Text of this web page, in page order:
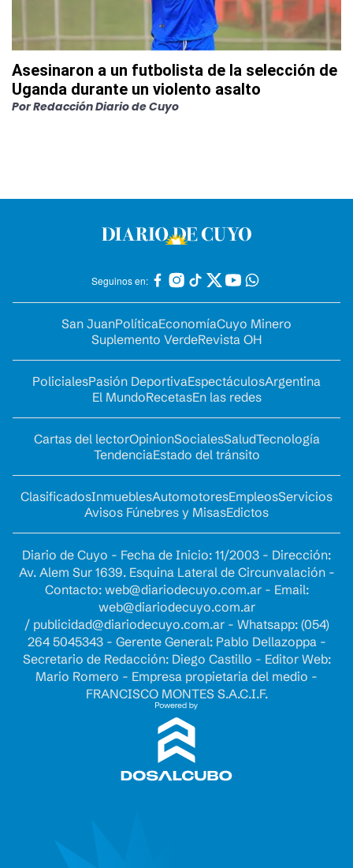
Asesinaron a un futbolista de la selección de
Uganda durante un violento asalto
PorRedacción Diario de Cuyo
Seguinos en:
San JuanPolíticaEconomíaCuyo Minero
Suplemento VerdeRevista OH
PolicialesPasión DeportivaEspectáculosArgentina
El MundoRecetasEn las redes
Cartas del lectorOpinionSocialesSaludTecnología
TendenciaEstado del tránsito
ClasificadosInmueblesAutomotoresEmpleosServicios
Avisos Fúnebres y MisasEdictos
Diario de Cuyo - Fecha de Inicio: 11/2003 - Dirección:
Av. Alem Sur 1639. Esquina Lateral de Circunvalación -
Contacto: web@diariodecuyo.com.ar- Email:
web@diariodecuyo.com.ar
/ publicidad@diariodecuyo.com.ar- Whatsapp: (054)
264 5045343 - Gerente General: Pablo Dellazoppa -
Secretario de Redacción: Diego Castillo - Editor Web:
Mario Romero - Empresa propietaria del medio -
FRANCISCO MONTES S.A.C.I.F.